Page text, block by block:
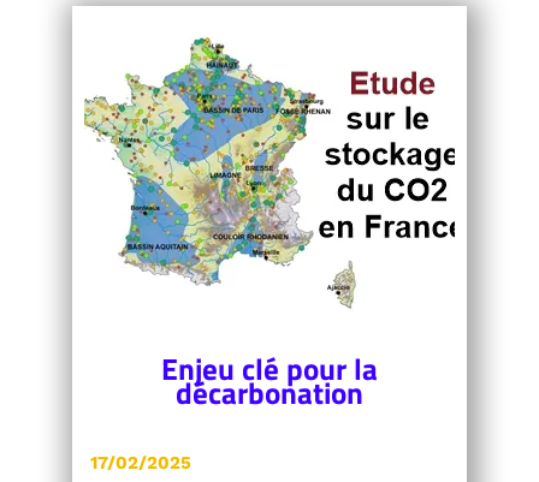
Enjeu clé pour la
décarbonation
17/02/2025